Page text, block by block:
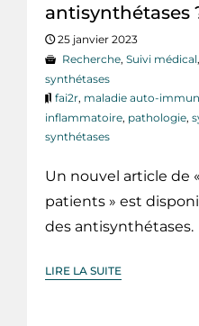
antisynthétases
25 janvier 2023
Recherche, Suivi médical,
synthétases
fai2r, maladie auto-
inflammatoire, pathologie,
synthétases
Un nouvel article de
patients » est
des antisynthétases.
LIRE LA SUITE